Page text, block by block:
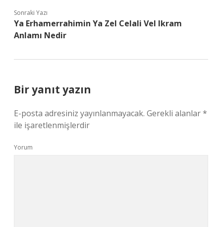
Sonraki Yazı
Ya Erhamerrahimin Ya Zel Celali Vel Ikram
Anlamı Nedir
Bir yanıt yazın
E-posta adresiniz yayınlanmayacak. Gerekli alanlar*
ile işaretlenmişlerdir
Yorum